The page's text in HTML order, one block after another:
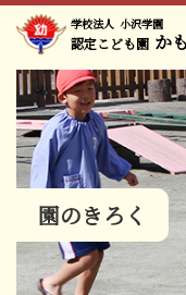
学校法人 小沢学園
認定こども園 か
園のきろく